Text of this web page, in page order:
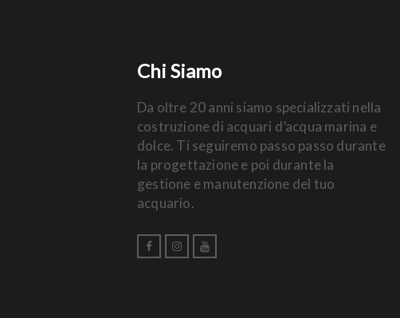
Chi Siamo
Da oltre 20 anni siamo specializzati nella
costruzione di acquari d’acqua marina e
dolce. Ti seguiremo passo passo durante
la progettazione e poi durante la
gestione e manutenzione del tuo
acquario.